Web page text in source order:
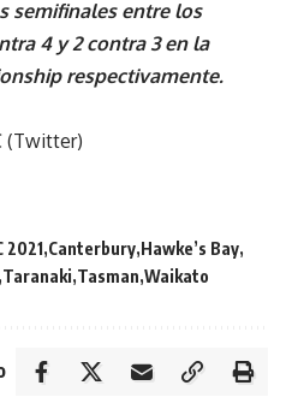
semifinales entre los
4 y 2 contra 3 en la
respectivamente.
(Twitter)
2021 Canterbury Hawke’s Bay
Taranaki Tasman Waikato